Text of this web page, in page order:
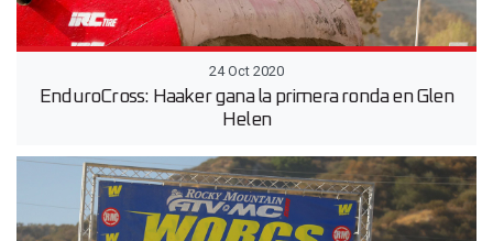
24 Oct 2020
EnduroCross: Haaker gana la primera ronda en Glen
Helen